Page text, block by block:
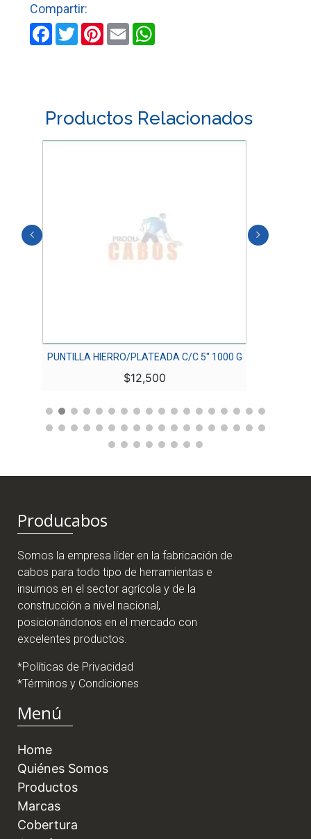
cantidad
Facebook
TwitterPinterest
EmailWhatsApp
Productos Relacionados
PUNTILLA HIERRO/PLATEADA C/C 5″ 1000 G
$12,500
Producabos
Somos la empresa líder en la fabricación de
cabos para todo tipo de herramientas e
insumos en el sector agrícola y de la
construcción a nivel nacional,
posicionándonos en el mercado con
excelentes productos.
*Políticas de Privacidad
*Términos y Condiciones
Menú
Home
Quiénes Somos
Productos
Marcas
Cobertura